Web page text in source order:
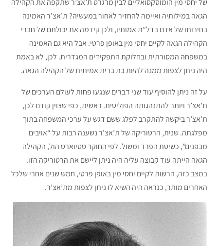
של יחסי מין הומוסקסואליים לבין מרגרט ת’אצ’ר שתקפה את הקהילה
הגאה במילותיה ואיימה להחזיר לאחור במעשיה? ת’אצ’ר האמינה
בחירותו של אדם בדל”ת אמותיו, ולכן קידמה את יכולתם של חברי
הקהילה הגאה לקיים יחסי מין באופן פרטי. אבל היא גם האמינה
במשפחה המסורתית ובחלוקת התפקידים המגדרית. לכן, לא באמת
היה ניתן לצפות ממנה להיות בת ברית אמיתית של הקהילה הגאה.
על זה ניתן להוסיף עוד שני דברים שנגעו פחות לעולם הערכים של
ת’אצ’ר ויותר להתנהגותה הפוליטית. ראשית, כפי שצוין קודם לכן,
ת’אצ’ר ביקשה להתקרב לפלג ששם דגש על ערכי המשפחה בתוך
מפלגתה. שנית, הרטוריקה של ת’אצ’ר נשענה רבות על “אויבים
מבפנים”, כשיטת הפרד ומשול. לפי החוקר סטיוארט הול, הקהילה
הגאה הייתה עוד קבוצה עליה היה ניתן ליישם את הרטוריקה הזו.
במצב כזה, הרשות לקיים יחסי מין באופן פרטי, חמש שנים אחרי שלכל
האחרים מותר, כנראה היה השיא לו ניתן לצפות מת’אצ’ר.